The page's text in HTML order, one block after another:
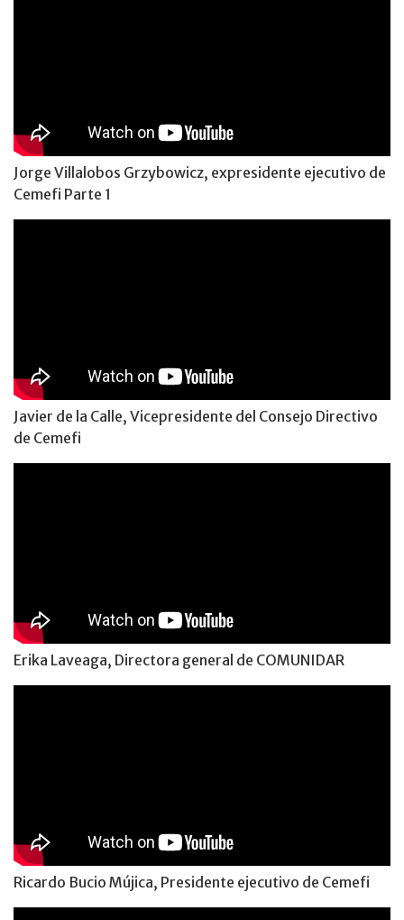
Jorge Villalobos Grzybowicz, expresidente ejecutivo de
Cemefi Parte 1
Javier de la Calle, Vicepresidente del Consejo Directivo
de Cemefi
Erika Laveaga, Directora general de COMUNIDAR
Ricardo Bucio Mújica, Presidente ejecutivo de Cemefi